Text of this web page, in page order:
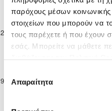
παρόχους μέσων κοινωνικής
στοιχείων που μπορούν να
τους παρέχετε ή που έχουν
εσάς. Μπορείτε να μάθετε
συγκατάθεσης
Απαραίτητα
2024/25
01-2025
Παγκύπριο
Πρωτάθλημα
Νέων Κ-19 Β΄
Κατηγορίας
2024/25
01-2025
Νέων Κ-19 Β΄